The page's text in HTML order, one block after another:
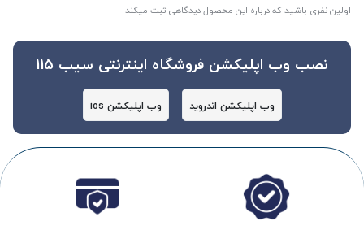
اولین نفری باشید که درباره این محصول دیدگاهی ثبت میکند
نصب وب اپلیکشن فروشگاه اینترنتی سیب 115
وب اپلیکشن اندروید وب اپلیکشن ios